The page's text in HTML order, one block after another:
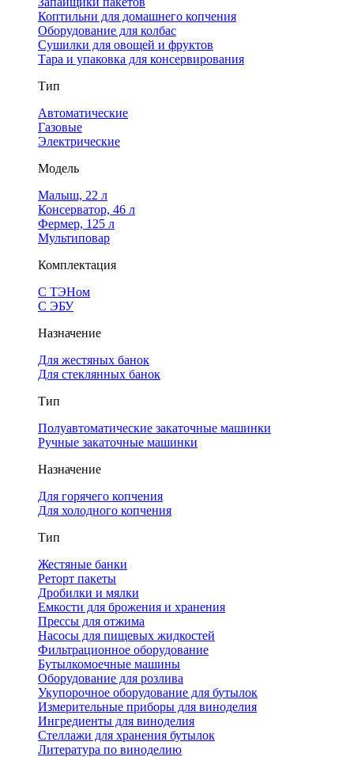
Коптильни для домашнего копчения
Оборудование для колбас
Сушилки для овощей и фруктов
Тара и упаковка для консервирования
Тип
Автоматические
Газовые
Электрические
Модель
Малыш, 22 л
Консерватор, 46 л
Фермер, 125 л
Мультиповар
Комплектация
С ТЭНом
С ЭБУ
Назначение
Для жестяных банок
Для стеклянных банок
Тип
Полуавтоматические закаточные машинки
Ручные закаточные машинки
Назначение
Для горячего копчения
Для холодного копчения
Тип
Жестяные банки
Реторт пакеты
Дробилки и мялки
Емкости для брожения и хранения
Прессы для отжима
Насосы для пищевых жидкостей
Фильтрационное оборудование
Бутылкомоечные машины
Оборудование для розлива
Укупорочное оборудование для бутылок
Измерительные приборы для виноделия
Ингредиенты для виноделия
Стеллажи для хранения бутылок
Литература по виноделию